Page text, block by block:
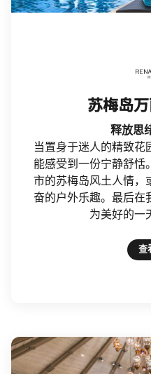
苏梅岛
释放思
当置身于迷人的精致
能感受到一份宁静舒恬
市的苏梅岛风土人情，
奋的户外乐趣。最后在
为美好的一
查